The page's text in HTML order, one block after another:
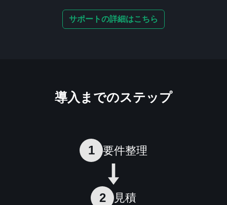
サポートの詳細はこちら
導入までのステップ
1 要件整理
2 見積